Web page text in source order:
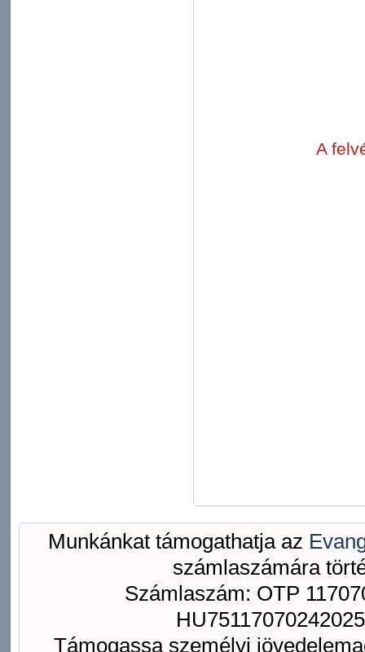
A
Munkánkat támogathatja az
számlaszámára
Számlaszám: OTP
Támogassa személyi